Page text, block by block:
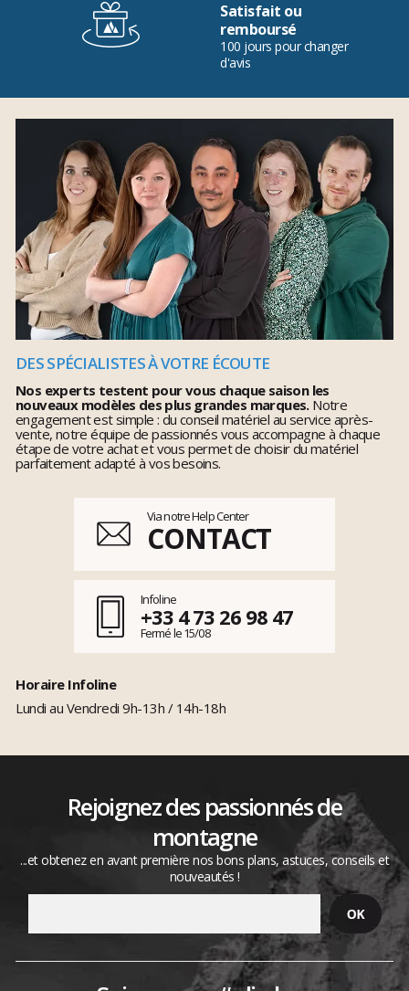
Satisfait ou
remboursé
100 jours pour changer
d'avis
DES SPÉCIALISTES À VOTRE ÉCOUTE
Nos experts testent pour vous chaque saison les
nouveaux modèles des plus grandes marques.Notre
engagement est simple : du conseil matériel au service après-
vente, notre équipe de passionnés vous accompagne à chaque
étape de votre achat et vous permet de choisir du matériel
parfaitement adapté à vos besoins.
Via notre Help Center
CONTACT
Infoline
+33 4 73 26 98 47
Fermé le 15/08
Horaire Infoline
Lundi au Vendredi 9h-13h / 14h-18h
Rejoignez des passionnés de
montagne
...et obtenez en avant première nos bons plans, astuces, conseils et
nouveautés !